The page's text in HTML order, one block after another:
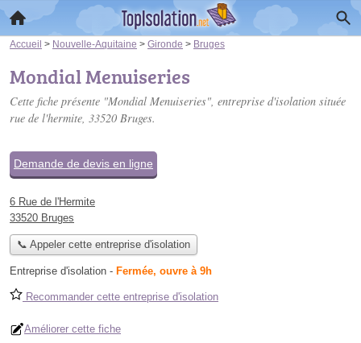
Accueil > Nouvelle-Aquitaine > Gironde > Bruges
Mondial Menuiseries
Cette fiche présente "Mondial Menuiseries", entreprise d'isolation située
rue de l'hermite, 33520 Bruges.
Demande de devis en ligne
6 Rue de l'Hermite
33520 Bruges
📞 Appeler cette entreprise d'isolation
Entreprise d'isolation - Fermée, ouvre à 9h
Recommander cette entreprise d'isolation
Améliorer cette fiche